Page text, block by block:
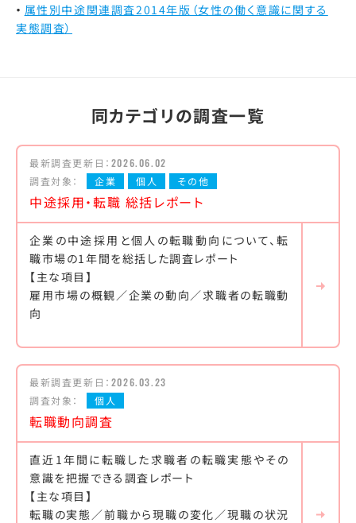
属性別中途関連調査2014年版（女性の働く意識に関する
実態調査）
同カテゴリの調査一覧
最新調査更新日： 2026.06.02
調査対象：
企業 個人 その他
中途採用・転職 総括レポート
企業の中途採用と個人の転職動向について、転
職市場の1年間を総括した調査レポート
【主な項目】
雇用市場の概観／企業の動向／求職者の転職動
向
最新調査更新日： 2026.03.23
調査対象：
個人
転職動向調査
直近1年間に転職した求職者の転職実態やその
意識を把握できる調査レポート
【主な項目】
転職の実態／前職から現職の変化／現職の状況